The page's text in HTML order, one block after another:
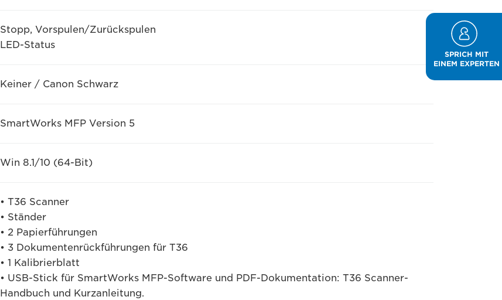
Stopp, Vorspulen/Zurückspulen
LED-Status
Keiner / Canon Schwarz
SmartWorks MFP Version 5
Win 8.1/10 (64-Bit)
• T36 Scanner
• Ständer
• 2 Papierführungen
• 3 Dokumentenrückführungen für T36
• 1 Kalibrierblatt
• USB-Stick für SmartWorks MFP-Software und PDF-Dokumentation: T36 Scanner-
Handbuch und Kurzanleitung.
SPRICH MIT
EINEM EXPERTEN